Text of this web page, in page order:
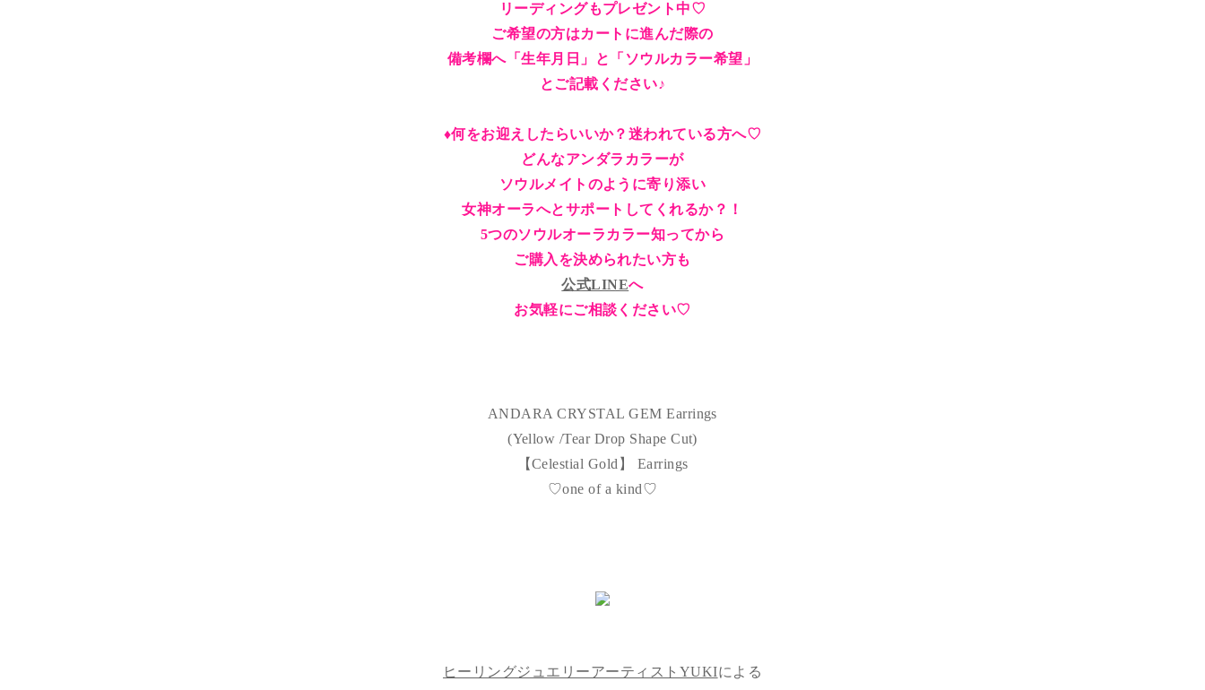
リーディングもプレゼント中♡
ご希望の方はカートに進んだ際の
備考欄へ「生年月日」と「ソウルカラー希望」
とご記載ください♪
♦︎何をお迎えしたらいいか？迷われている方へ♡
どんなアンダラカラーが
ソウルメイトのように寄り添い
女神オーラへとサポートしてくれるか？！
5つのソウルオーラカラー知ってから
ご購入を決められたい方も
公式LINEへ
お気軽にご相談ください♡
ANDARA CRYSTAL GEM Earrings
(Yellow /Tear Drop Shape Cut)
【Celestial Gold】 Earrings
♡one of a kind♡
ヒーリングジュエリーアーティストYUKIによる